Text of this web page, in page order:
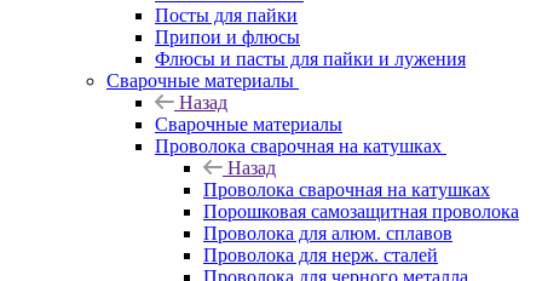
Посты для пайки
Припои и флюсы
Флюсы и пасты для пайки и лужения
Сварочные материалы
Назад
Сварочные материалы
Проволока сварочная на катушках
Назад
Проволока сварочная на катушках
Порошковая самозащитная проволока
Проволока для алюм. сплавов
Проволока для нерж. сталей
Проволока для черного металла